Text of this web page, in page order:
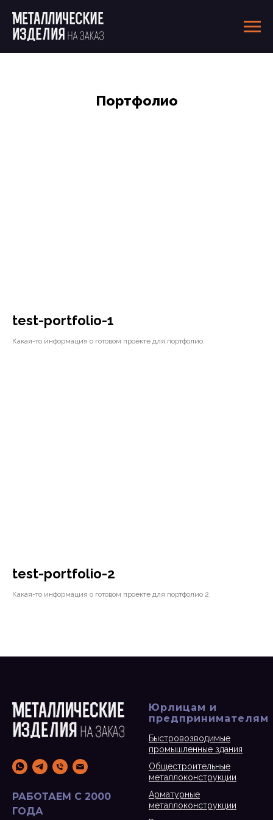
Портфолио
test-portfolio-1
Какая-то информация о готовом проекте для портфолио.
test-portfolio-2
Какая-то информация о готовом проекте для портфолио 2.
РАБОТАЕМ С 2000
ГОДА
Юрлицам и
предпринимателям
Быстровозводимые
промышленные здания
Общестроительные
металлоконструкции
Арматурные
металлоконструкции